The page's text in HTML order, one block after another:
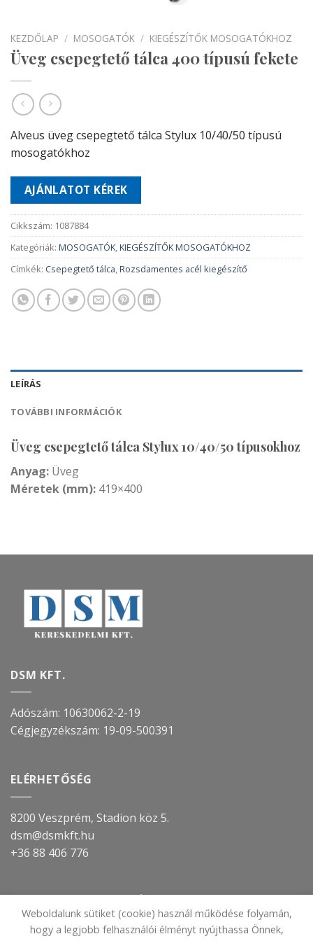
KEZDŐLAP / MOSOGATÓK / KIEGÉSZÍTŐK MOSOGATÓKHOZ
Üveg csepegtető tálca 400 típusú fekete
Alveus üveg csepegtető tálca Stylux 10/40/50 típusú
mosogatókhoz
AJÁNLATOT KÉREK
Cikkszám: 1087884
Kategóriák: MOSOGATÓK,KIEGÉSZÍTŐK MOSOGATÓKHOZ
Címkék: Csepegtető tálca,Rozsdamentes acél kiegészítő
LEÍRÁS
TOVÁBBI INFORMÁCIÓK
Üveg csepegtető tálca Stylux 10/40/50 típusokhoz
Anyag: Üveg
Méretek (mm): 419×400
DSM KFT.
Adószám: 10630062-2-19
Cégjegyzékszám: 19-09-500391
ELÉRHETŐSÉG
8200 Veszprém, Stadion köz 5.
dsm@dsmkft.hu
+36 88 406 776
Weboldalunk sütiket (cookie) használ működése folyamán,
hogy a legjobb felhasználói élményt nyújthassa Önnek,